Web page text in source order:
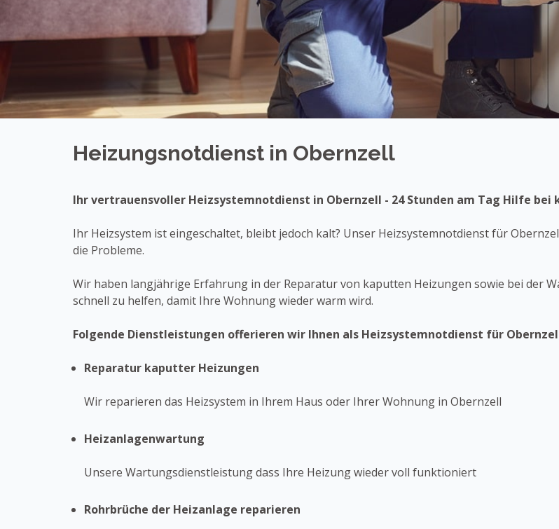
Heizungsnotdienst in Obernzell
Ihr vertrauensvoller Heizsystemnotdienst in Obernzell - 24 Stunden am Tag Hilfe bei
Ihr Heizsystem ist eingeschaltet, bleibt jedoch kalt? Unser Heizsystemnotdienst für
die Probleme.
Wir haben langjährige Erfahrung in der Reparatur von kaputten Heizungen sowie bei der
schnell zu helfen, damit Ihre Wohnung wieder warm wird.
Folgende Dienstleistungen offerieren wir Ihnen als Heizsystemnotdienst für
Reparatur kaputter Heizungen
Wir reparieren das Heizsystem in Ihrem Haus oder Ihrer Wohnung in Obernzell
Heizanlagenwartung
Unsere Wartungsdienstleistung dass Ihre Heizung wieder voll funktioniert
Rohrbrüche der Heizanlage reparieren